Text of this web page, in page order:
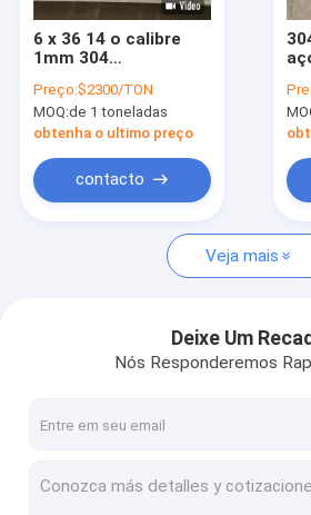
Visita à fábrica
Solicite um orçamento
tubulação 316l de aço inoxidável
tubulação 304 de aço inoxidável
os ss sem emenda conduzem
Folha de metal de aço inoxidável
6 x 36 14 o calibre
1mm 304
inoxidável da folha
2b 304 gravou a
placa de aço
Preço:$2300/TON
MOQ:de 1 toneladas
obtenha o ultimo preço
contacto
Veja mais
Deixe Um
Nós Responderemos